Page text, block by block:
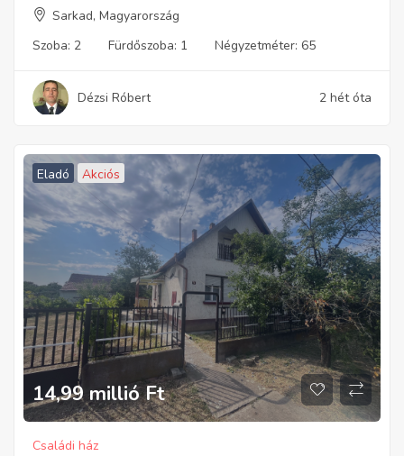
Sarkad, Magyarország
Szoba: 2 Fürdőszoba: 1 Négyzetméter: 65
Dézsi Róbert 2 hét óta
Eladó Akciós
14,99 millió Ft
Családi ház